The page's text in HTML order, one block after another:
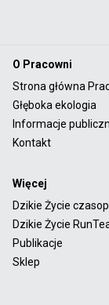
O Pracowni
Strona główna
Głęboka ekologia
Informacje
Kontakt
Więcej
Dzikie Życie
Dzikie Życie
Publikacje
Sklep